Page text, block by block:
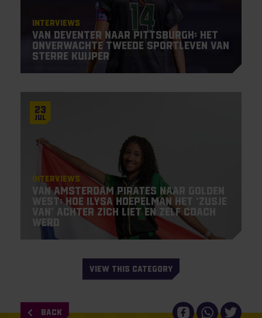
Interviews
Van Deventer naar Pittsburgh: het
onverwachte tweede sportleven van
Sterre Kuijper
23
Jul
Interviews
Van Amsterdam Pirates naar Golden
West: hoe Ilysa Hoepelman het ‘zusje
van’ achter zich liet en zelf coach
werd
VIEW THIS CATEGORY
BACK